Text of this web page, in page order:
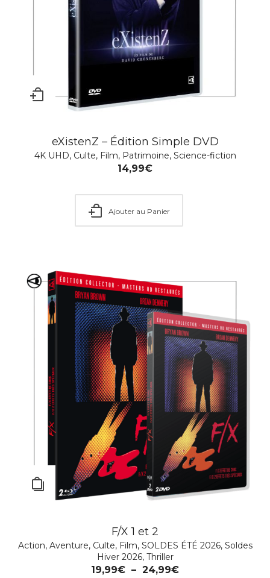
eXistenZ – Édition Simple DVD
4K UHD, Culte, Film, Patrimoine, Science-fiction
14,99€
Ajouter au Panier
F/X 1 et 2
Action, Aventure, Culte, Film, SOLDES ÉTÉ 2026, Soldes
Hiver 2026, Thriller
19,99€ – 24,99€